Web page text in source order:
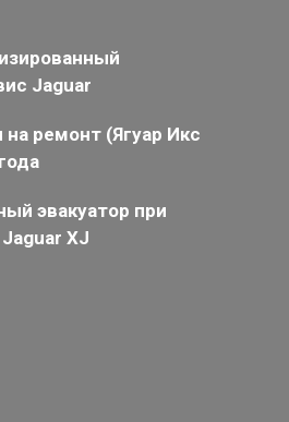
Jaguar
на ремонт (Ягуар Икс
эвакуатор при
XJ